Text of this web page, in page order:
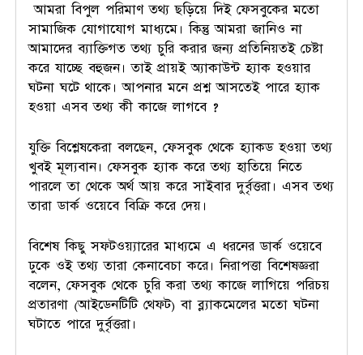
আমরা বিপুল পরিমাণ তথ্য ছড়িয়ে দিই ফেসবুকের মতো
সামাজিক যোগাযোগ মাধ্যমে। কিন্তু আমরা জানিও না
আমাদের ব্যাক্তিগত তথ্য চুরি করার জন্য প্রতিনিয়তই চেষ্টা
করে যাচ্ছে বহুজন। তাই প্রায়ই অ্যাকাউন্ট হ্যাক হওয়ার
ঘটনা ঘটে থাকে। আপনার মনে প্রশ্ন আসতেই পারে হ্যাক
হওয়া এসব তথ্য কী কাজে লাগবে ?
যুক্তি বিশ্লেষকেরা বলছেন, ফেসবুক থেকে হ্যাকড হওয়া তথ্য
খুবই মূল্যবান। ফেসবুক হ্যাক করে তথ্য হাতিয়ে নিতে
পারলে তা থেকে অর্থ আয় করে সাইবার দুর্বৃত্তরা। এসব তথ্য
তারা ডার্ক ওয়েবে বিক্রি করে দেয়।
বিশেষ কিছু সফটওয়্যারের মাধ্যমে এ ধরনের ডার্ক ওয়েবে
ঢুকে ওই তথ্য তারা কেনাবেচা করে। নিরাপত্তা বিশেষজ্ঞরা
বলেন, ফেসবুক থেকে চুরি করা তথ্য কাজে লাগিয়ে পরিচয়
প্রতারণা (আইডেনটিটি থেফট) বা ব্ল্যাকমেলের মতো ঘটনা
ঘটাতে পারে দুর্বৃত্তরা।